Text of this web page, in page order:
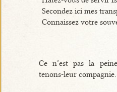
Secondez ici mes
Connaissez votre
Ce n’est pas la
tenons-leur compagnie.